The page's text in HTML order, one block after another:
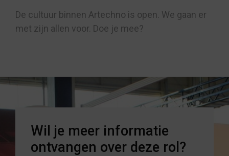
De cultuur binnen Artechno is open. We gaan er
met zijn allen voor. Doe je mee?
Wil je meer informatie
ontvangen over deze rol?